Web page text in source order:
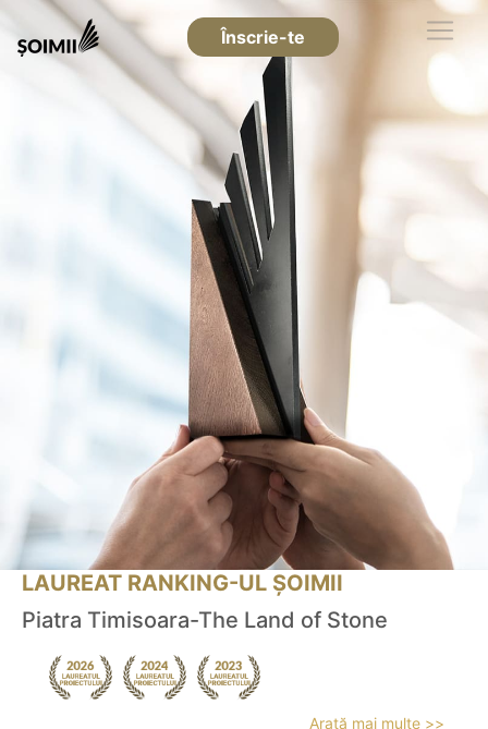
Înscrie-te
LAUREAT RANKING-UL ȘOIMII
Piatra Timisoara-The Land of Stone
Arată mai multe >>